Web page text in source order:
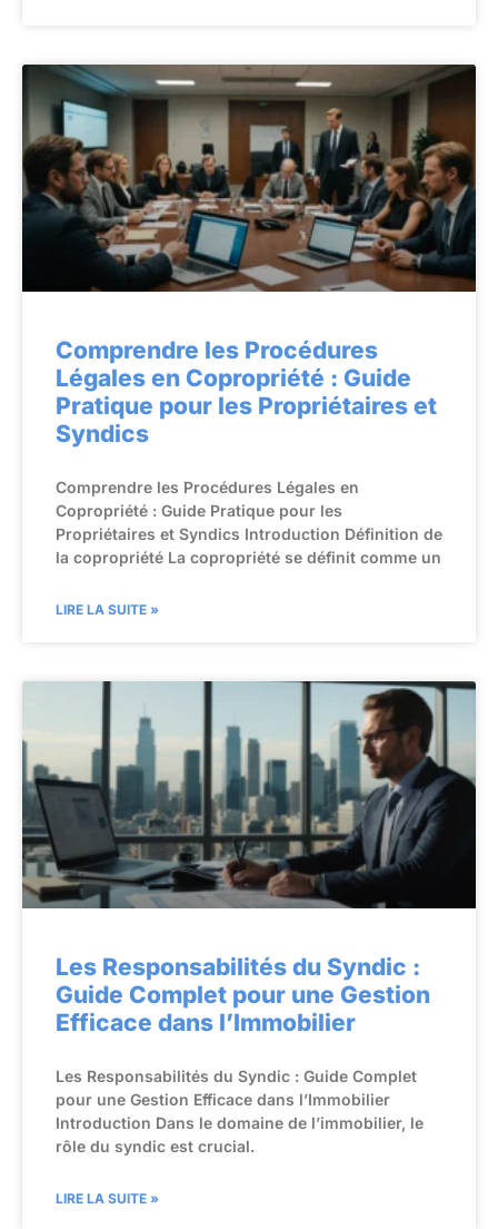
Comprendre les Procédures
Légales en Copropriété : Guide
Pratique pour les Propriétaires et
Syndics
Comprendre les Procédures Légales en
Copropriété : Guide Pratique pour les
Propriétaires et Syndics Introduction Définition de
la copropriété La copropriété se définit comme un
LIRE LA SUITE »
Les Responsabilités du Syndic :
Guide Complet pour une Gestion
Efficace dans l’Immobilier
Les Responsabilités du Syndic : Guide Complet
pour une Gestion Efficace dans l’Immobilier
Introduction Dans le domaine de l’immobilier, le
rôle du syndic est crucial.
LIRE LA SUITE »